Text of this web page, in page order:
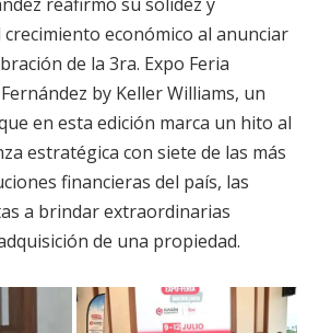
económico al anunciar
de la 3ra. Expo Feria
by Keller Williams, un
en esta edición marca un hito al
estratégica con siete de las más
financieras del país, las
a brindar extraordinarias
de una propiedad.